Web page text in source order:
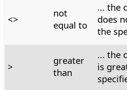
<>
not
equal to
... the
does
the
>
greater
than
... the
is